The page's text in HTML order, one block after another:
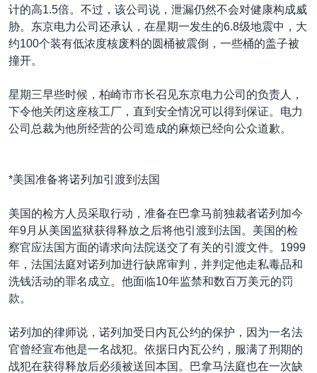
计的高1.5倍。不过，该公司说，泄漏仍然不会对健康构成威
胁。东京电力公司还承认，在星期一发生的6.8级地震中，大
约100个装有低浓度核废料的圆桶被震倒，一些桶的盖子被
撞开。
星期三早些时候，柏崎市市长召见东京电力公司的负责人，
下令他关闭这座核工厂，直到安全情况可以得到保证。电力
公司总裁为他所经营的公司造成的麻烦已经向公众道歉。
*美国准备将诺列加引渡到法国
美国的检方人员采取行动，准备在巴拿马前独裁者诺列加今
年9月从美国监狱获得释放之后将他引渡到法国。美国的检
察官应法国方面的请求向法院送交了有关的引渡文件。1999
年，法国法庭对诺列加进行缺席审判，并判定他走私毒品和
洗钱活动的罪名成立。他面临10年监禁和数百万美元的罚
款。
诺列加的律师说，诺列加受日内瓦公约的保护，因为一名法
官曾经宣布他是一名战犯。依据日内瓦公约，服满了刑期的
战犯在获得释放后必须被送回本国。巴拿马法庭也在一次缺